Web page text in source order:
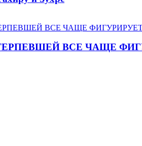
ВСЕ ЧАЩЕ